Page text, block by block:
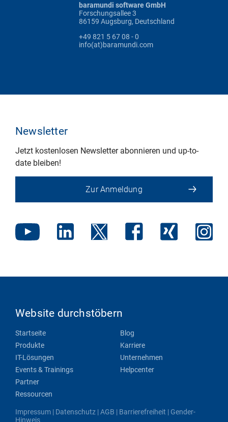
baramundi software GmbH
Forschungsallee 3
86159 Augsburg, Deutschland
+49 821 5 67 08 - 0
info(at)baramundi.com
Newsletter
Jetzt kostenlosen Newsletter abonnieren und up-to-
date bleiben!
Zur Anmeldung
Website durchstöbern
Startseite
Produkte
IT-Lösungen
Events & Trainings
Partner
Ressourcen
Blog
Karriere
Unternehmen
Helpcenter
Impressum | Datenschutz |AGB | Barrierefreiheit | Gender-
Hinweis